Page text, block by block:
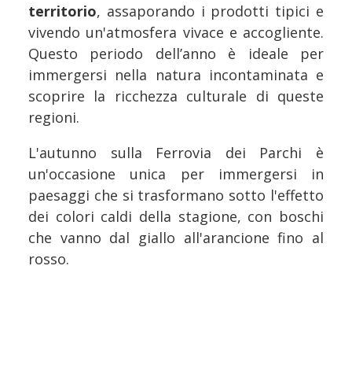
territorio, assaporando i prodotti tipici e
vivendo un'atmosfera vivace e accogliente.
Questo periodo dell’anno è ideale per
immergersi nella natura incontaminata e
scoprire la ricchezza culturale di queste
regioni.
L'autunno sulla Ferrovia dei Parchi è
un'occasione unica per immergersi in
paesaggi che si trasformano sotto l'effetto
dei colori caldi della stagione, con boschi
che vanno dal giallo all'arancione fino al
rosso.